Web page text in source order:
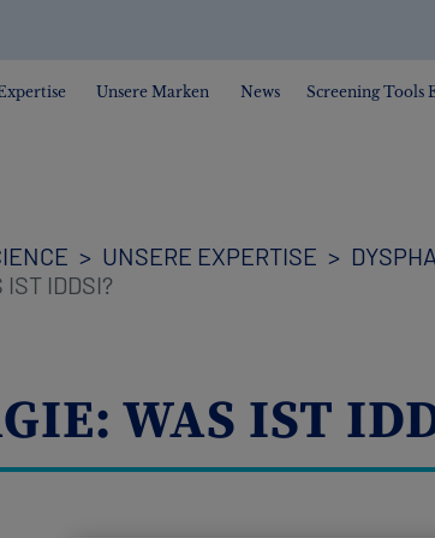
Unsere Marken News Screening Tools
UNSERE EXPERTISE
IST IDDSI?
WAS IST